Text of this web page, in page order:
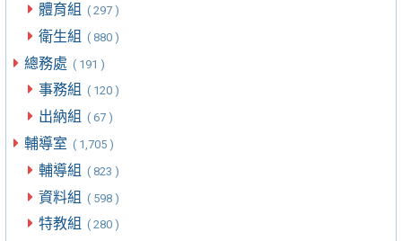
體育組 ( 297 )
衛生組 ( 880 )
總務處 ( 191 )
事務組 ( 120 )
出納組 ( 67 )
輔導室 ( 1,705 )
輔導組 ( 823 )
資料組 ( 598 )
特教組 ( 280 )